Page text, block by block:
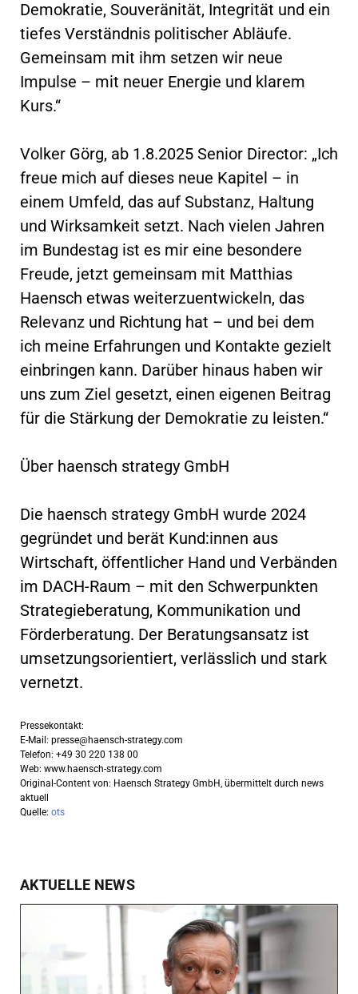
Demokratie, Souveränität, Integrität und ein
tiefes Verständnis politischer Abläufe.
Gemeinsam mit ihm setzen wir neue
Impulse – mit neuer Energie und klarem
Kurs.“
Volker Görg, ab 1.8.2025 Senior Director: „Ich
freue mich auf dieses neue Kapitel – in
einem Umfeld, das auf Substanz, Haltung
und Wirksamkeit setzt. Nach vielen Jahren
im Bundestag ist es mir eine besondere
Freude, jetzt gemeinsam mit Matthias
Haensch etwas weiterzuentwickeln, das
Relevanz und Richtung hat – und bei dem
ich meine Erfahrungen und Kontakte gezielt
einbringen kann. Darüber hinaus haben wir
uns zum Ziel gesetzt, einen eigenen Beitrag
für die Stärkung der Demokratie zu leisten.“
Über haensch strategy GmbH
Die haensch strategy GmbH wurde 2024
gegründet und berät Kund:innen aus
Wirtschaft, öffentlicher Hand und Verbänden
im DACH-Raum – mit den Schwerpunkten
Strategieberatung, Kommunikation und
Förderberatung. Der Beratungsansatz ist
umsetzungsorientiert, verlässlich und stark
vernetzt.
Pressekontakt:
E-Mail: presse@haensch-strategy.com
Telefon: +49 30 220 138 00
Web: www.haensch-strategy.com
Original-Content von: Haensch Strategy GmbH, übermittelt durch news
aktuell
Quelle: ots
AKTUELLE NEWS